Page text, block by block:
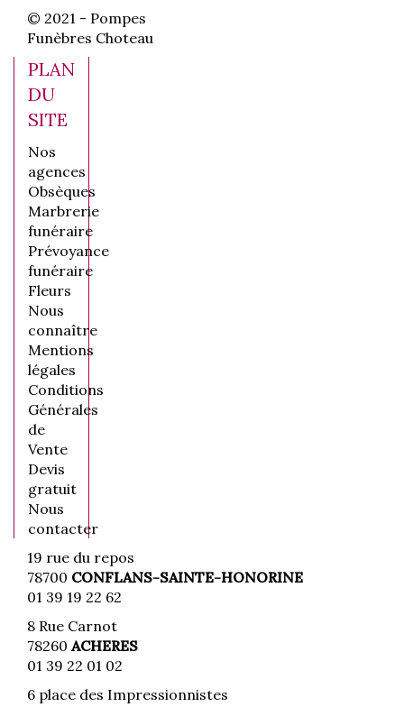
© 2021 - Pompes
Funèbres Choteau
PLAN
DU
SITE
Nos
agences
Obsèques
Marbrerie
funéraire
Prévoyance
funéraire
Fleurs
Nous
connaître
Mentions
légales
Conditions
Générales
de
Vente
Devis
gratuit
Nous
contacter
19 rue du repos
78700 CONFLANS-SAINTE-HONORINE
01 39 19 22 62
8 Rue Carnot
78260 ACHERES
01 39 22 01 02
6 place des Impressionnistes